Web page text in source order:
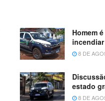
Homem
8 DE
estado
8 DE